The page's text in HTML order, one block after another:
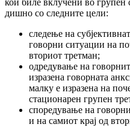
кои биле вклучени во
диш­­но со следните цели:
следење на
говорни ситуации на
вториот трет­ман;
одредување на
изразена говорната
мал­ку е изразена на
стационарен групен
споредување на
и на самиот крај од